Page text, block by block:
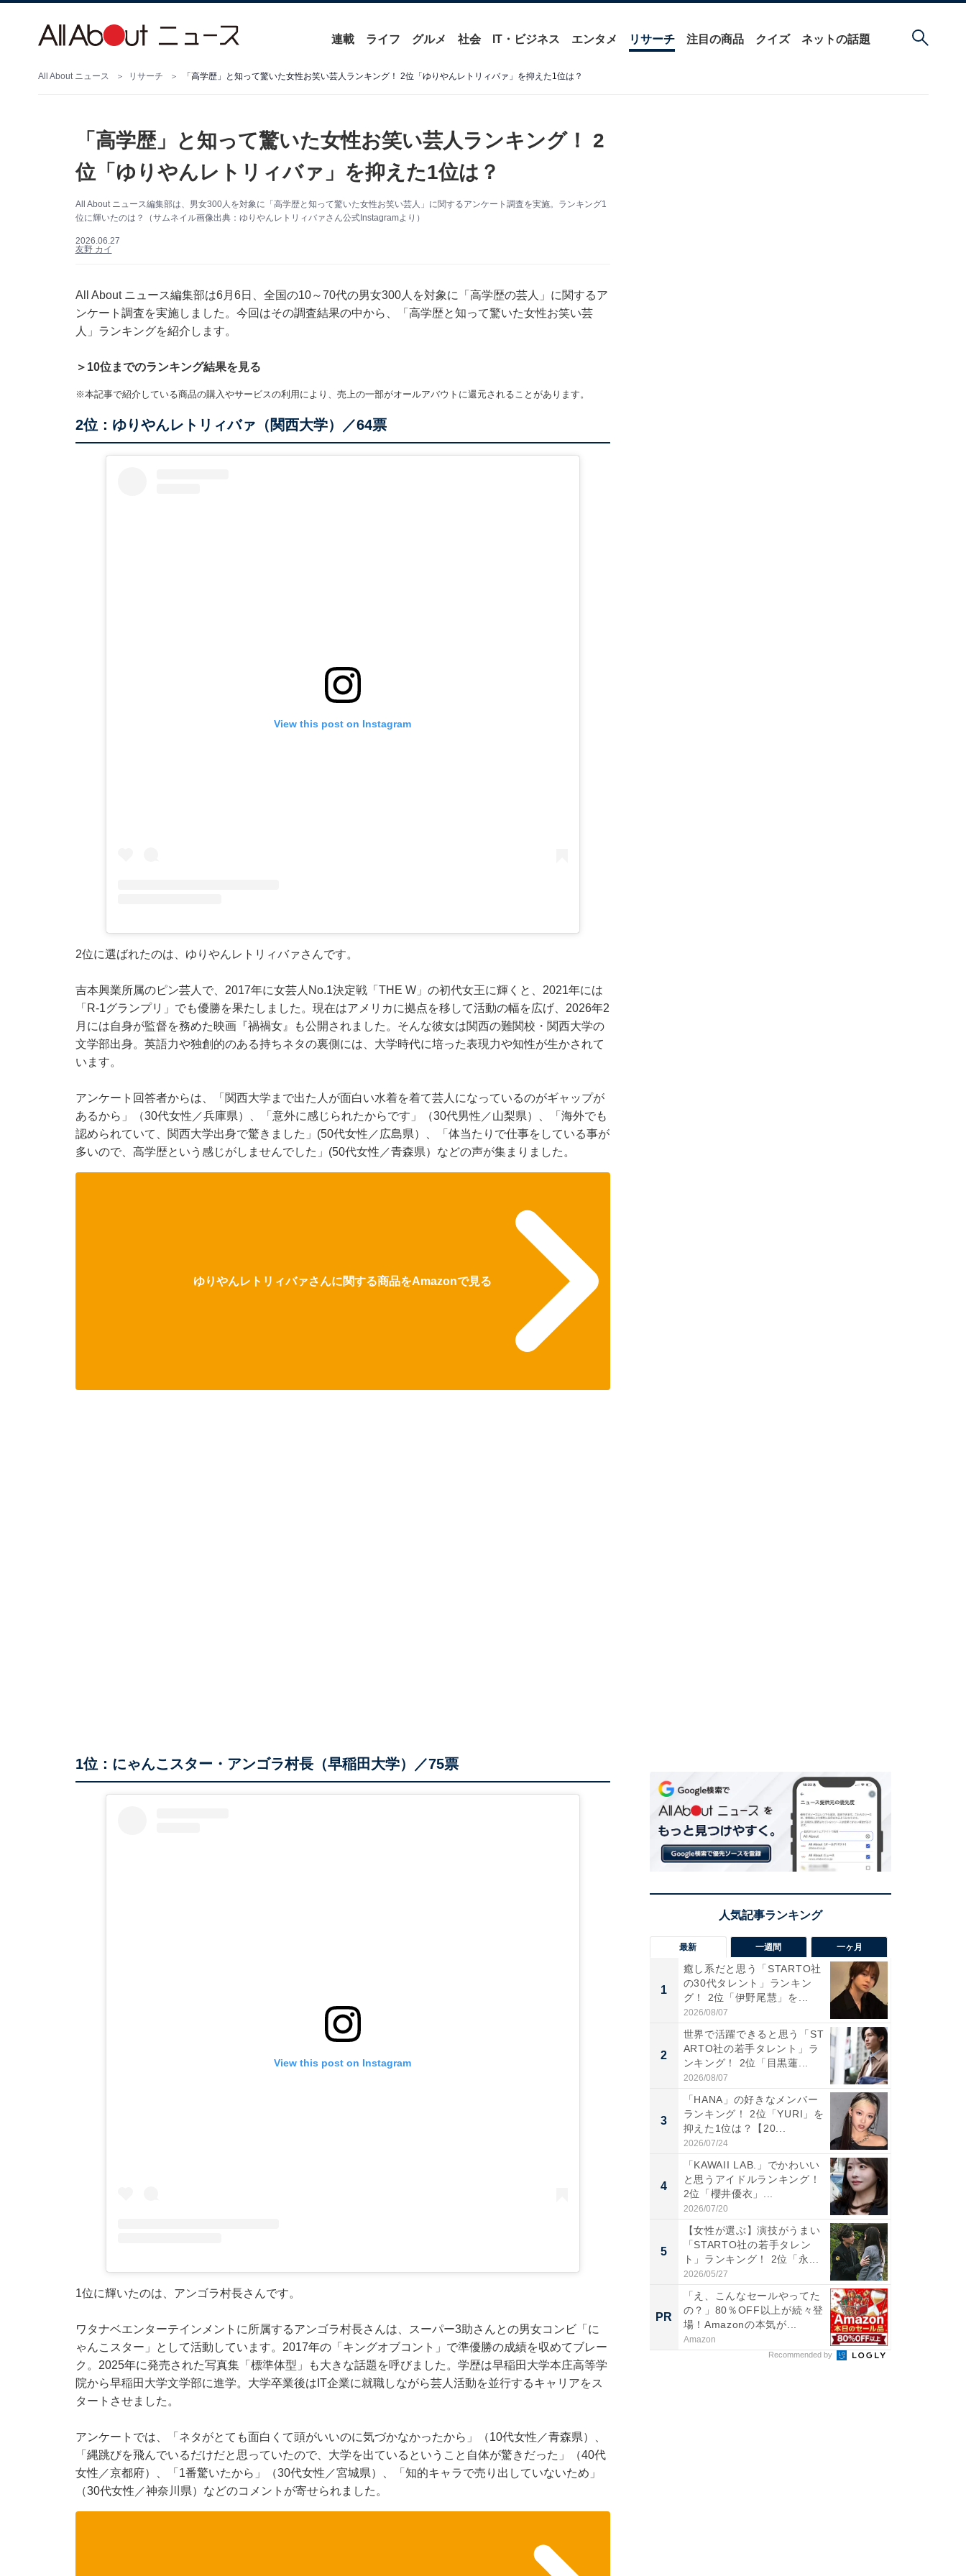
連載 ライフ グルメ 社会 IT・ビジネス エンタメ リサーチ 注目の商品 クイズ ネットの話題
All About ニュース リサーチ 「高学歴」と知って驚いた女性お笑い芸人ランキング！ 2位「ゆりやんレトリィバァ」を抑えた1位は？
「高学歴」と知って驚いた女性お笑い芸人ランキング！ 2
位「ゆりやんレトリィバァ」を抑えた1位は？
All About ニュース編集部は、男女300人を対象に「高学歴と知って驚いた女性お笑い芸人」に関するアンケート調査を実施。ランキング1
位に輝いたのは？（サムネイル画像出典：ゆりやんレトリィバァさん公式Instagramより）
2026.06.27
友野 カイ
All About ニュース編集部は6月6日、全国の10～70代の男女300人を対象に「高学歴の芸人」に関するア
ンケート調査を実施しました。今回はその調査結果の中から、「高学歴と知って驚いた女性お笑い芸
人」ランキングを紹介します。
＞10位までのランキング結果を見る
※本記事で紹介している商品の購入やサービスの利用により、売上の一部がオールアバウトに還元されることがあります。
2位：ゆりやんレトリィバァ（関西大学）／64票
View this post on Instagram
2位に選ばれたのは、ゆりやんレトリィバァさんです。
吉本興業所属のピン芸人で、2017年に女芸人No.1決定戦「THE W」の初代女王に輝くと、2021年には
「R-1グランプリ」でも優勝を果たしました。現在はアメリカに拠点を移して活動の幅を広げ、2026年2
月には自身が監督を務めた映画『禍禍女』も公開されました。そんな彼女は関西の難関校・関西大学の
文学部出身。英語力や独創的のある持ちネタの裏側には、大学時代に培った表現力や知性が生かされて
います。
アンケート回答者からは、「関西大学まで出た人が面白い水着を着て芸人になっているのがギャップが
あるから」（30代女性／兵庫県）、「意外に感じられたからです」（30代男性／山梨県）、「海外でも
認められていて、関西大学出身で驚きました」(50代女性／広島県）、「体当たりで仕事をしている事が
多いので、高学歴という感じがしませんでした」(50代女性／青森県）などの声が集まりました。
ゆりやんレトリィバァさんに関する商品をAmazonで見る
1位：にゃんこスター・アンゴラ村長（早稲田大学）／75票
View this post on Instagram
1位に輝いたのは、アンゴラ村長さんです。
ワタナベエンターテインメントに所属するアンゴラ村長さんは、スーパー3助さんとの男女コンビ「に
ゃんこスター」として活動しています。2017年の「キングオブコント」で準優勝の成績を収めてブレー
ク。2025年に発売された写真集「標準体型」も大きな話題を呼びました。学歴は早稲田大学本庄高等学
院から早稲田大学文学部に進学。大学卒業後はIT企業に就職しながら芸人活動を並行するキャリアをス
タートさせました。
アンケートでは、「ネタがとても面白くて頭がいいのに気づかなかったから」（10代女性／青森県）、
「縄跳びを飛んでいるだけだと思っていたので、大学を出ているということ自体が驚きだった」（40代
女性／京都府）、「1番驚いたから」（30代女性／宮城県）、「知的キャラで売り出していないため」
（30代女性／神奈川県）などのコメントが寄せられました。
最新 一週間 一ヶ月
1
癒し系だと思う「STARTO社
の30代タレント」ランキン
グ！ 2位「伊野尾慧」を...
2026/08/07
2
世界で活躍できると思う「ST
ARTO社の若手タレント」ラ
ンキング！ 2位「目黒蓮...
2026/08/07
3
「HANA」の好きなメンバー
ランキング！ 2位「YURI」を
抑えた1位は？【20...
2026/07/24
4
「KAWAII LAB.」でかわいい
と思うアイドルランキング！
2位「櫻井優衣」...
2026/07/20
5
【女性が選ぶ】演技がうまい
「STARTO社の若手タレン
ト」ランキング！ 2位「永...
2026/05/27
PR
「え、こんなセールやってた
の？」80％OFF以上が続々登
場！Amazonの本気が...
Amazon
Recommended by